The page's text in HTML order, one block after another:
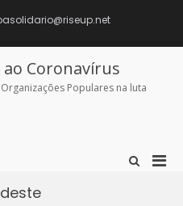
ao Coronavírus
Populares na luta
Show